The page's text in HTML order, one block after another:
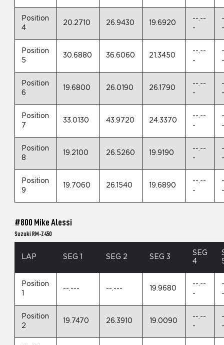
Position
4
20.2710 26.9430 19.6920
--.--
-
Position
5
30.6880 36.6060 21.3450
--.--
-
Position
6
19.6800 26.0190 26.1790
--.--
-
Position
7
33.0130 43.9720 24.3370
--.--
-
Position
8
19.2100 26.5260 19.9190
--.--
-
Position
9
19.7060 26.1540 19.6890
--.--
-
#800 Mike Alessi
Suzuki RM-Z450
LAP SEG 1 SEG 2 SEG 3
SEG
4
Position
--.--- --.--- 19.9680
--.--
-
Position
2
19.7470 26.3910 19.0090
--.--
-